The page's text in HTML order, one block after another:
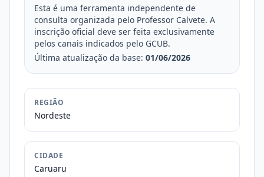
Esta é uma ferramenta independente de
consulta organizada pelo Professor Calvete. A
inscrição oficial deve ser feita exclusivamente
pelos canais indicados pelo GCUB.
Última atualização da base: 01/06/2026
REGIÃO
Nordeste
CIDADE
Caruaru